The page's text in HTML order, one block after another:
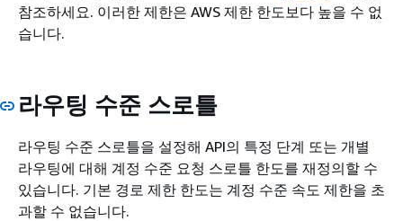
참조하세요. 이러한 제한은 AWS 제한 한도보다 높을 수 없
습니다.
라우팅 수준 스로틀
라우팅 수준 스로틀을 설정해 API의 특정 단계 또는 개별
라우팅에 대해 계정 수준 요청 스로틀 한도를 재정의할 수
있습니다. 기본 경로 제한 한도는 계정 수준 속도 제한을 초
과할 수 없습니다.